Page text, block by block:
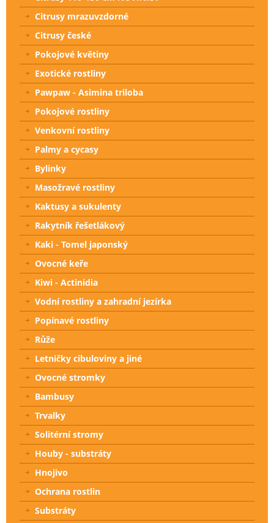
Citrusy mrazuvzdorné
Citrusy české
Pokojové květiny
Exotické rostliny
Pawpaw - Asimina triloba
Pokojové rostliny
Venkovní rostliny
Palmy a cycasy
Bylinky
Masožravé rostliny
Kaktusy a sukulenty
Rakytník řešetlákový
Kaki - Tomel japonský
Ovocné keře
Kiwi - Actinidia
Vodní rostliny a zahradní jezírka
Popínavé rostliny
Růže
Letničky cibuloviny a jiné
Ovocné stromky
Bambusy
Trvalky
Solitérní stromy
Houby - substráty
Hnojivo
Ochrana rostlin
Substráty